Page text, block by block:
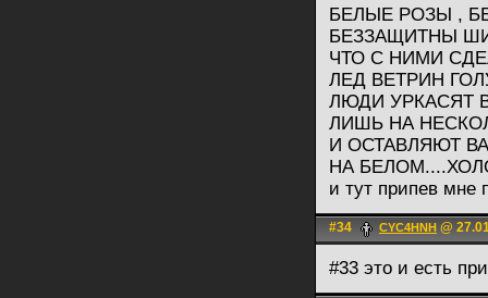
БЕЛЫЕ РОЗЫ ,
БЕЗЗАЩИТНЫ
ЧТО С НИМИ
ЛЕД ВЕТРИН
ЛЮДИ УРКАСЯТ
ЛИШЬ НА
И ОСТАВЛЯЮТ
НА
и тут припев мне
#34 CYC4HNH @
#33 это и есть